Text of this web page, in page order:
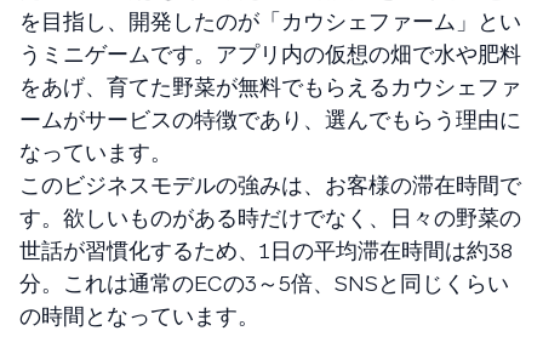
を目指し、開発したのが「カウシェファーム」とい
うミニゲームです。アプリ内の仮想の畑で水や肥料
をあげ、育てた野菜が無料でもらえるカウシェファ
ームがサービスの特徴であり、選んでもらう理由に
なっています。
このビジネスモデルの強みは、お客様の滞在時間で
す。欲しいものがある時だけでなく、日々の野菜の
世話が習慣化するため、1日の平均滞在時間は約38
分。これは通常のECの3～5倍、SNSと同じくらい
の時間となっています。